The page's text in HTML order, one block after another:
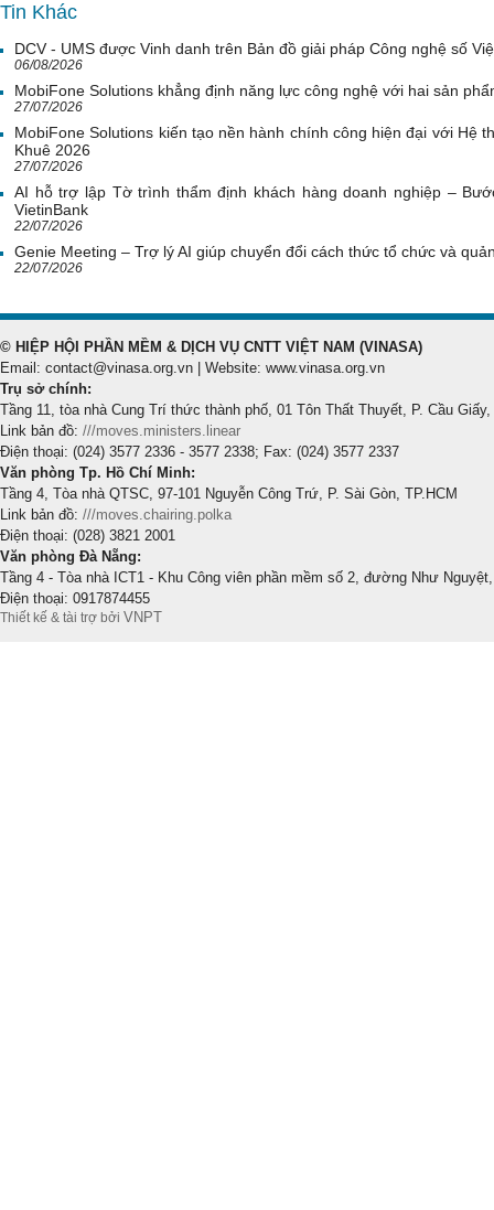
Tin Khác
DCV - UMS được Vinh danh trên Bản đồ giải pháp Công nghệ số
06/08/2026
MobiFone Solutions khẳng định năng lực công nghệ với hai sản
27/07/2026
MobiFone Solutions kiến tạo nền hành chính công hiện đại với Hệ
Khuê 2026
27/07/2026
AI hỗ trợ lập Tờ trình thẩm định khách hàng doanh nghiệp –
VietinBank
22/07/2026
Genie Meeting – Trợ lý AI giúp chuyển đổi cách thức tổ chức và
22/07/2026
© HIỆP HỘI PHẦN MỀM & DỊCH VỤ CNTT VIỆT NAM (VINASA)
Email: contact@vinasa.org.vn | Website: www.vinasa.org.vn
Trụ sở chính:
Tầng 11, tòa nhà Cung Trí thức thành phố, 01 Tôn Thất Thuyết, P. Cầu Giấy,
Link bản đồ: ///moves.ministers.linear
Điện thoại: (024) 3577 2336 - 3577 2338; Fax: (024) 3577 2337
Văn phòng Tp. Hồ Chí Minh:
Tầng 4, Tòa nhà QTSC, 97-101 Nguyễn Công Trứ, P. Sài Gòn, TP.HCM
Link bản đồ: ///moves.chairing.polka
Điện thoại: (028) 3821 2001
Văn phòng Đà Nẵng:
Tầng 4 - Tòa nhà ICT1 - Khu Công viên phần mềm số 2, đường Như
Điện thoại: 0917874455
Thiết kế & tài trợ bởi VNPT